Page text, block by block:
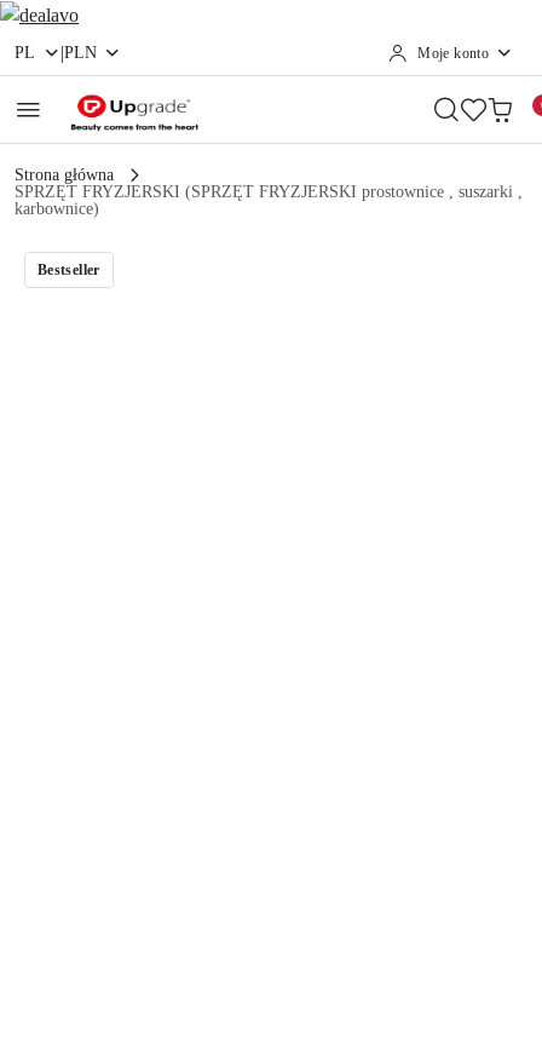
Przejdź do treści głównej
Przejdź do wyszukiwarki
Przejdź do moje konto
Przejdź do menu głównego
Przejdź do opisu produktu
Przejdź do stopki
PL |PLN Moje konto
Strona główna
SPRZĘT FRYZJERSKI (SPRZĘT FRYZJERSKI prostownice , suszarki ,
karbownice)
Bestseller